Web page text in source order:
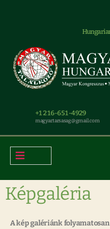
+1 216-651-4929
magyar.tarsasag@gmail.com
Képgaléria
A kép galériánk